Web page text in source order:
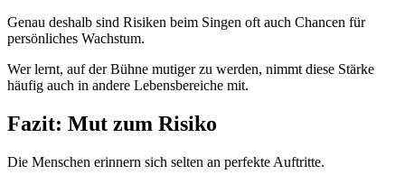
Genau deshalb sind Risiken beim Singen oft auch Chancen für
persönliches Wachstum.
Wer lernt, auf der Bühne mutiger zu werden, nimmt diese Stärke
häufig auch in andere Lebensbereiche mit.
Fazit: Mut zum Risiko
Die Menschen erinnern sich selten an perfekte Auftritte.